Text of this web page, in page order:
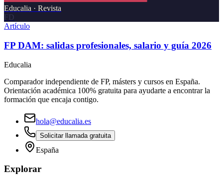
Educalia · Revista
FD
Artículo
FP DAM: salidas profesionales, salario y guía 2026
Educalia
Comparador independiente de FP, másters y cursos en España.
Orientación académica 100% gratuita para ayudarte a encontrar la
formación que encaja contigo.
hola@educalia.es
Solicitar llamada gratuita
España
Explorar